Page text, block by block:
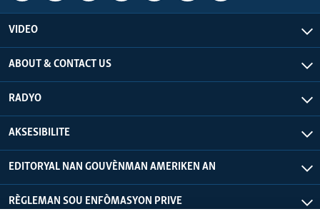
VIDEO
ABOUT & CONTACT US
RADYO
AKSESIBILITE
EDITORYAL NAN GOUVÈNMAN AMERIKEN AN
RÈGLEMAN SOU ENFÒMASYON PRIVE